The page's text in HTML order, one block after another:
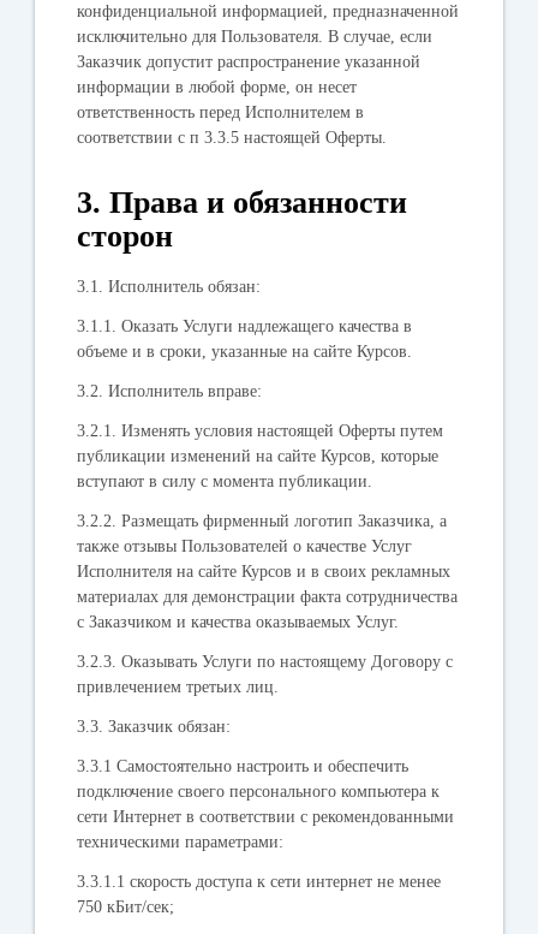
конфиденциальной информацией, предназначенной
исключительно для Пользователя. В случае, если
Заказчик допустит распространение указанной
информации в любой форме, он несет
ответственность перед Исполнителем в
соответствии с п 3.3.5 настоящей Оферты.
3. Права и обязанности
сторон
3.1.Исполнитель обязан:
3.1.1. Оказать Услуги надлежащего качества в
объеме и в сроки, указанные на сайте Курсов.
3.2.Исполнитель вправе:
3.2.1. Изменять условия настоящей Оферты путем
публикации изменений на сайте Курсов, которые
вступают в силу с момента публикации.
3.2.2. Размещать фирменный логотип Заказчика, а
также отзывы Пользователей о качестве Услуг
Исполнителя на сайте Курсов и в своих рекламных
материалах для демонстрации факта сотрудничества
с Заказчиком и качества оказываемых Услуг.
3.2.3. Оказывать Услуги по настоящему Договору с
привлечением третьих лиц.
3.3.Заказчик обязан:
3.3.1 Самостоятельно настроить и обеспечить
подключение своего персонального компьютера к
сети Интернет в соответствии с рекомендованными
техническими параметрами:
3.3.1.1 скорость доступа к сети интернет не менее
750 кБит/сек;